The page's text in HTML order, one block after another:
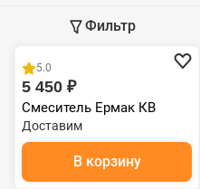
Фильтр
5.0
5 450 ₽
Смеситель Ермак КВ
Доставим
В корзину